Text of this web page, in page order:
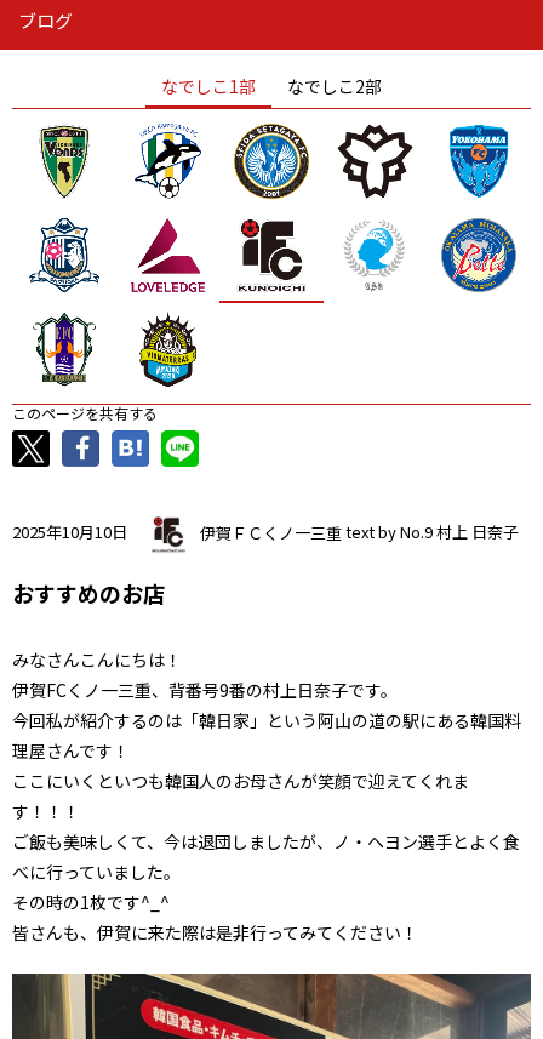
ニッパツ
ニッパツ 名古屋
石人の星
静岡 愛媛Ｌ
ブログ
なでしこ1部 なでしこ2部
このページを共有する
2025年10月10日 伊賀ＦＣくノ一三重text by No.9 村上 日奈子
おすすめのお店
みなさんこんにちは！
伊賀FCくノ一三重、背番号9番の村上日奈子です。
今回私が紹介するのは「韓日家」という阿山の道の駅にある韓国料
理屋さんです！
ここにいくといつも韓国人のお母さんが笑顔で迎えてくれま
す！！！
ご飯も美味しくて、今は退団しましたが、ノ・ヘヨン選手とよく食
べに行っていました。
その時の1枚です^_^
皆さんも、伊賀に来た際は是非行ってみてください！